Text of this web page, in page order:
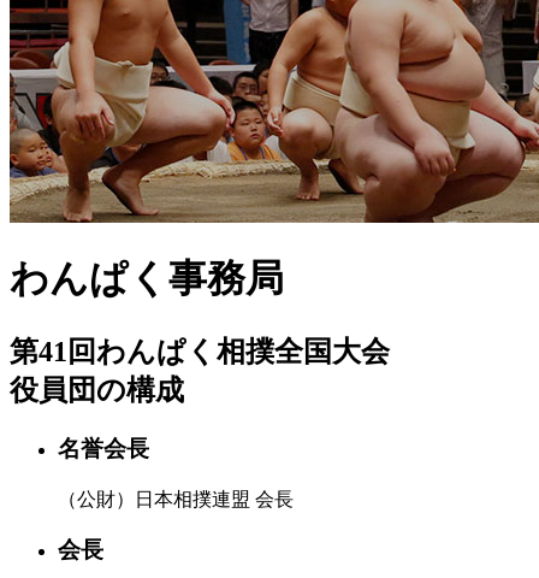
わんぱく事務局
第41回わんぱく相撲全国大会
役員団の構成
名誉会長
（公財）日本相撲連盟 会長
会長